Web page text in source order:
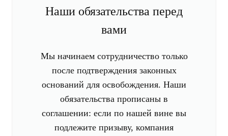
Наши обязательства перед
вами
Мы начинаем сотрудничество только
после подтверждения законных
оснований для освобождения. Наши
обязательства прописаны в
соглашении: если по нашей вине вы
подлежите призыву, компания